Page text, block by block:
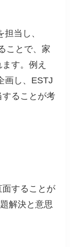
当し、
ことで、家
す。例え
画し、ESTJ
ることが考
することが
解決と意思